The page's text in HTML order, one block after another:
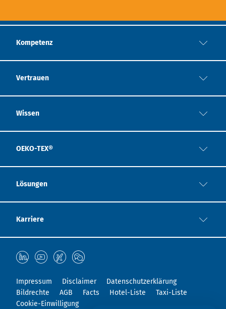
Kompetenz
Vertrauen
Wissen
OEKO-TEX®
Lösungen
Karriere
Impressum Disclaimer
Datenschutzerklärung
Bildrechte
AGB Facts Hotel-Liste
Taxi-Liste
Cookie-Einwilligung